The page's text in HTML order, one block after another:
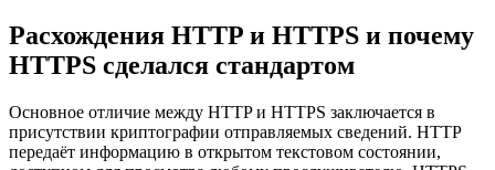
Расхождения HTTP и HTTPS и почему
HTTPS сделался стандартом
Основное отличие между HTTP и HTTPS заключается в
присутствии криптографии отправляемых сведений. HTTP
передаёт информацию в открытом текстовом состоянии,